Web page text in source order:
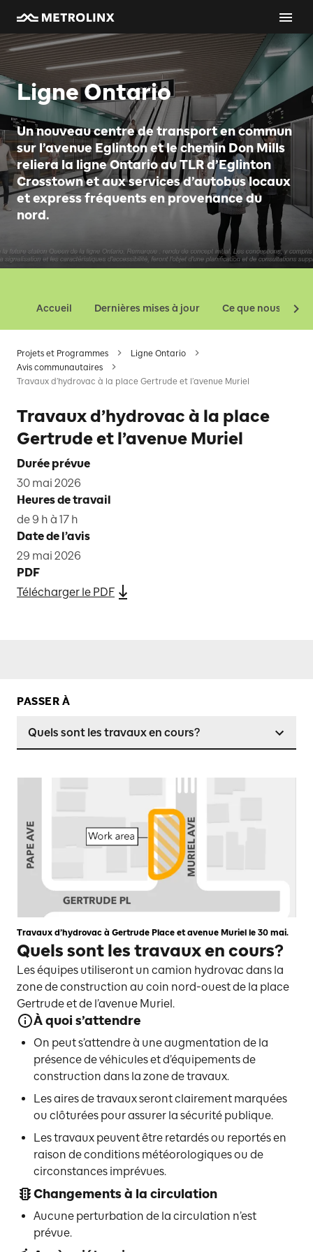
Ligne Ontario
Un nouveau centre de transport en commun
sur l’avenue Eglinton et le chemin Don Mills
reliera la ligne Ontario au TLR d’Eglinton
Crosstown et aux services d’autobus locaux
et express fréquents en provenance du
nord.
Accueil Dernières mises à jour Ce que nous
Projets et Programmes
Ligne Ontario
Avis communautaires
Travaux d’hydrovac à la place Gertrude et l’avenue Muriel
Travaux d’hydrovac à la place
Gertrude et l’avenue Muriel
Durée prévue
30 mai 2026
Heures de travail
de 9 h à 17 h
Date de l’avis
29 mai 2026
PDF
Télécharger le PDF
PASSER À
Quels sont les travaux en cours?
Travaux d’hydrovac à Gertrude Place et avenue Muriel le 30 mai.
Quels sont les travaux en cours?
Les équipes utiliseront un camion hydrovac dans la
zone de construction au coin nord-ouest de la place
Gertrude et de l’avenue Muriel.
À quoi s’attendre
On peut s’attendre à une augmentation de la
présence de véhicules et d’équipements de
construction dans la zone de travaux.
Les aires de travaux seront clairement marquées
ou clôturées pour assurer la sécurité publique.
Les travaux peuvent être retardés ou reportés en
raison de conditions météorologiques ou de
circonstances imprévues.
Changements à la circulation
Aucune perturbation de la circulation n’est
prévue.